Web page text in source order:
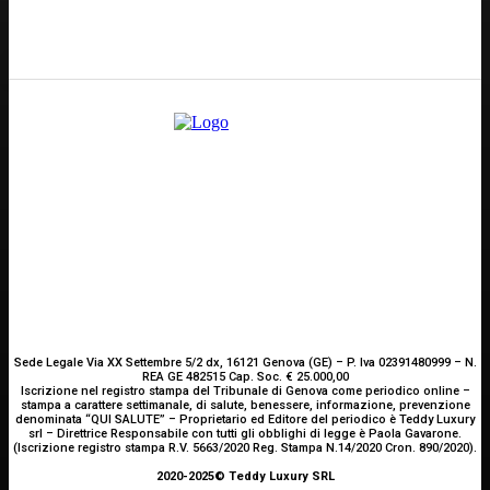
Sede Legale Via XX Settembre 5/2 dx, 16121 Genova (GE) – P. Iva 02391480999 – N.
REA GE 482515 Cap. Soc. € 25.000,00
Iscrizione nel registro stampa del Tribunale di Genova come periodico online –
stampa a carattere settimanale, di salute, benessere, informazione, prevenzione
denominata “QUI SALUTE” – Proprietario ed Editore del periodico è Teddy Luxury
srl – Direttrice Responsabile con tutti gli obblighi di legge è Paola Gavarone.
(Iscrizione registro stampa R.V. 5663/2020 Reg. Stampa N.14/2020 Cron. 890/2020).
2020-2025© Teddy Luxury SRL